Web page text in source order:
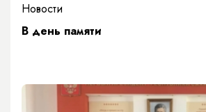
Новости
​В день памяти